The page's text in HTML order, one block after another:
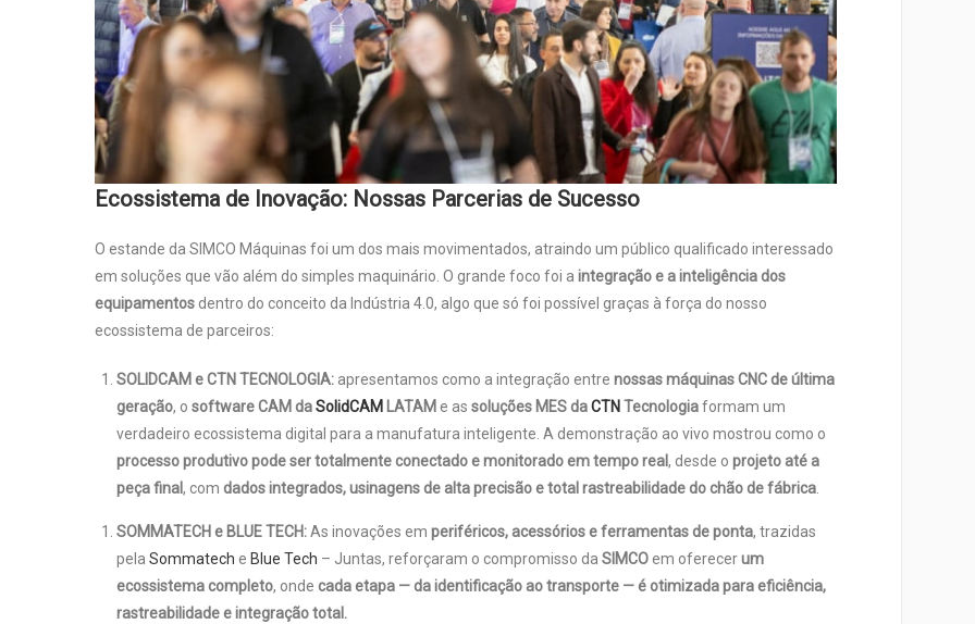
Ecossistema de Inovação: Nossas Parcerias de Sucesso
O estande da SIMCO Máquinas foi um dos mais movimentados, atraindo um público qualificado interessado
em soluções que vão além do simples maquinário. O grande foco foi a integração e a inteligência dos
equipamentosdentro do conceito da Indústria 4.0, algo que só foi possível graças à força do nosso
ecossistema de parceiros:
SOLIDCAM e CTN TECNOLOGIA:apresentamos como a integração entre nossas máquinas CNC de última
geração, o software CAM daSolidCAM LATAM e as soluções MES daCTN Tecnologiaformam um
verdadeiro ecossistema digital para a manufatura inteligente. A demonstração ao vivo mostrou como o
processo produtivo pode ser totalmente conectado e monitorado em tempo real, desde o projeto até a
peça final, com dados integrados, usinagens de alta precisão e total rastreabilidade do chão de fábrica.
SOMMATECH e BLUE TECH:As inovações em periféricos, acessórios e ferramentas de ponta, trazidas
pela Sommatech e Blue Tech – Juntas, reforçaram o compromisso da SIMCOem oferecerum
ecossistema completo, onde cada etapa — da identificação ao transporte — é otimizada para eficiência,
rastreabilidade e integração total.